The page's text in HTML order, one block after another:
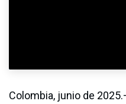
Colombia, junio de